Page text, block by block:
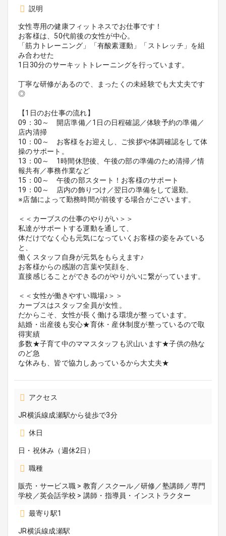
説明
女性専用の健康フィットネスでお仕事です！
お客様は、50代前後の女性が中心。
「筋力トレーニング」「有酸素運動」「ストレッチ」を組
み合わせた
1日30分のサーキットトレーニングを行っています。
丁寧な研修があるので、まったくの未経験でも大丈夫です
◎
【1日のお仕事の流れ】
09：30～ 開店準備／1日の日程確認／体験予約の準備／
店内清掃
10：00～ お客様をお迎えし、ご挨拶や体調確認をして体
操のサポート。
13：00～ 1時間休憩後、午後の部の準備のため清掃／情
報共有／事務作業など
15：00～ 午後の部スタート！お客様のサポート
19：00～ 店内の飾りつけ／翌日の準備をして退勤。
※店舗によって勤務時間が前後する場合がございます。
＜＜カーブスの仕事のやりがい＞＞
私達がサポートする運動を通して、
体だけでなく心も元気になっていくお客様の姿をみている
と、
働くスタッフ自身が元気をもらえます♪
お客様からの感謝の言葉や笑顔を、
直接感じることができるのがやりがいに繋がっています。
＜＜女性が働きやすい職場♪＞＞
カーブスはスタッフ全員が女性。
だからこそ、女性が長く働ける環境が整っています。
結婚・出産後も安心★育休・産休制度が整っているので取
得実績
多数★子育て中のママスタッフも沢山います★子供の熱な
のど急
な休みも、皆で協力しあっているから大丈夫★
アクセス
JR横浜線成瀬駅から徒歩で3分
休日
日・祝休み（週休2日）
職種
販売・サービス職 > 教育／スクール／研修／塾講師／専門
学校／英会話学校 > 講師・指導員・インストラクター
最寄り駅1
JR横浜線成瀬駅